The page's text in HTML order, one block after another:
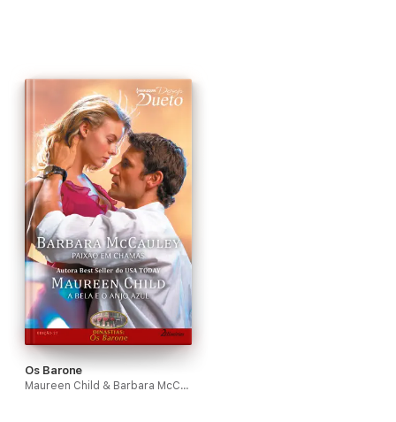
Os Barone
Maureen Child & Barbara McCauley